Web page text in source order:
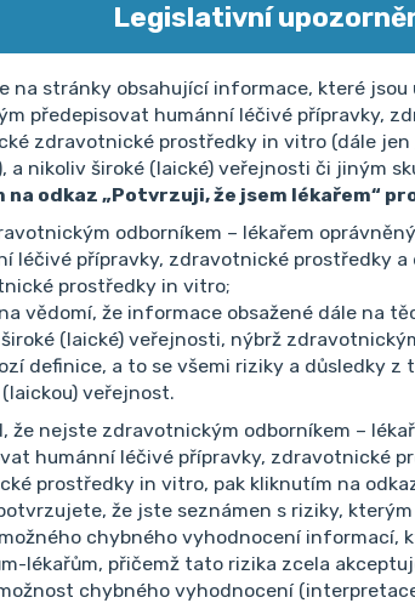
Knižní tipy: Revmatologie
kapsy a Zdravotnické
Další novinky
pacientku, která je
RF 28,9
mezích normy.
pr...
Číst více
Praktický
Vážené
astma
Pollinoza
listopadu
2
Legislativní
na stránky obsahující informace, které jsou
předepisovat humánní léčivé přípravky,
zdravotnické prostředky in vitro (dále jen
a nikoliv široké (laické) veřejnosti či jiným
na odkaz „Potvrzuji, že jsem lékařem“
odborníkem – lékařem
léčivé přípravky, zdravotnické prostředky
prostředky in vitro;
vědomí, že informace obsažené dále na
(laické) veřejnosti, nýbrž
definice, a to se všemi riziky a důsledky z
veřejnost.
že nejste zdravotnickým odborníkem –
humánní léčivé přípravky, zdravotnické
prostředky in vitro, pak kliknutím na
že jste seznámen s riziky,
chybného vyhodnocení informací,
lékařům, přičemž tato rizika zcela
chybného vyhodnocení